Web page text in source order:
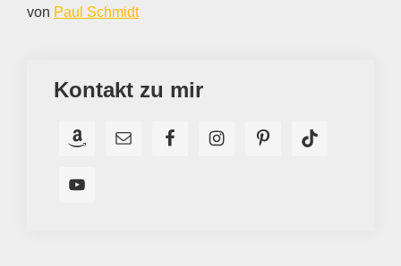
von Paul Schmidt
Kontakt zu mir